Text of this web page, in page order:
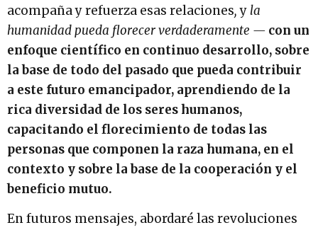
acompaña y refuerza esas relaciones,y la
humanidad pueda florecer verdaderamente — con un
enfoque científico en continuo desarrollo, sobre
la base de todo del pasado que pueda contribuir
a este futuro emancipador, aprendiendo de la
rica diversidad de los seres humanos,
capacitando el florecimiento de todas las
personas que componen la raza humana, en el
contexto y sobre la base de la cooperación y el
beneficio mutuo.
En futuros mensajes, abordaré las revoluciones